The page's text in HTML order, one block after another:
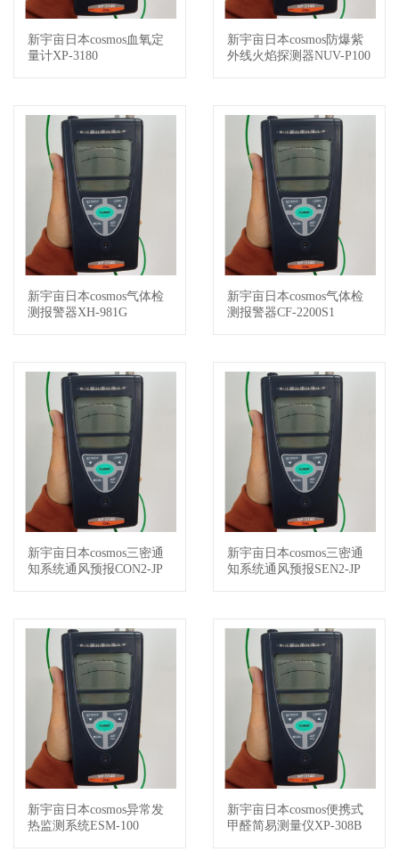
查看详情
新宇亩日本cosmos血氧定
量计XP-3180
查看详情
新宇亩日本cosmos防爆紫
外线火焰探测器NUV-P100
查看详情
新宇亩日本cosmos气体检
测报警器XH-981G
查看详情
新宇亩日本cosmos气体检
测报警器CF-2200S1
查看详情
新宇亩日本cosmos三密通
知系统通风预报CON2-JP
查看详情
新宇亩日本cosmos三密通
知系统通风预报SEN2-JP
查看详情
新宇亩日本cosmos异常发
热监测系统ESM-100
查看详情
新宇亩日本cosmos便携式
甲醛简易测量仪XP-308B